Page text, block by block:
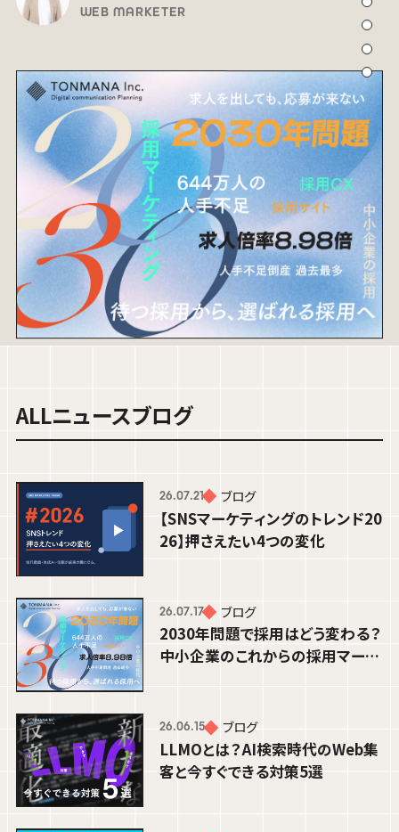
26.07.17 ブログ
2030年問題で採用はどう変わる？中小
企業のこれからの採用マーケティング入
門
小林 稜
PROJECT MANAGER
26.06.15 ブログ
今すぐできる対策5選
小林 稜
PROJECT MANAGER
ALLニュースブログ
26.07.21 ブログ
【SNSマーケティングのトレンド20
26】押さえたい4つの変化
26.07.17 ブログ
2030年問題で採用はどう変わる？
中小企業のこれからの採用マーケ
26.06.15 ブログ
LLMOとは？AI検索時代のWeb集
客と今すぐできる対策5選